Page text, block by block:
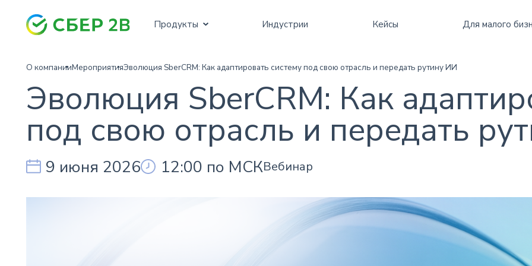
Продукты Индустрии Кейсы Для малого
О компанииМероприятияЭволюция SberCRM: Как адаптировать систему под свою отрасль и передать рутину ИИ
Эволюция SberCRM: Как
под свою отрасль и передать
9 июня 2026 12:00 по МСКВебинар